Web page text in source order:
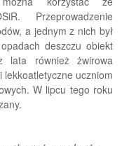
Przeprowadzenie
a jednym z nich był
deszczu obiekt
lata również żwirowa
lekkoatletyczne uczniom
W lipcu tego roku